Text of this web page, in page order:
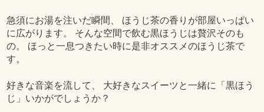
急須にお湯を注いだ瞬間、 ほうじ茶の香りが部屋いっぱい
に広がります。 そんな空間で飲む黒ほうじは贅沢そのも
の。 ほっと一息つきたい時に是非オススメのほうじ茶で
す。
好きな音楽を流して、 大好きなスイーツと一緒に「黒ほう
じ」いかがでしょうか？